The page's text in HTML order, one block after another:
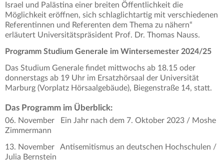
Israel und Palästina einer breiten Öffentlichkeit die
Möglichkeit eröffnen, sich schlaglichtartig mit verschiedenen
Referentinnen und Referenten dem Thema zu nähern“
erläutert Universitätspräsident Prof. Dr. Thomas Nauss.
Programm Studium Generale im Wintersemester 2024/25
Das Studium Generale findet mittwochs ab 18.15 oder
donnerstags ab 19 Uhr im Ersatzhörsaal der Universität
Marburg (Vorplatz Hörsaalgebäude), Biegenstraße 14, statt.
Das Programm im Überblick:
06. November Ein Jahr nach dem 7. Oktober 2023 / Moshe
Zimmermann
13. November Antisemitismus an deutschen Hochschulen /
Julia Bernstein